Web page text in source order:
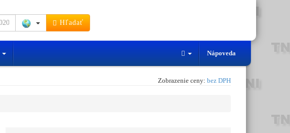
Hľadať
Nápoveda
Zobrazenie ceny: bez DPH